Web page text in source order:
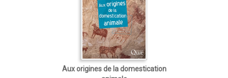
Aux origines de la domestication